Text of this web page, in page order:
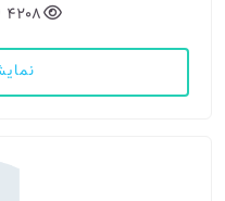
4208